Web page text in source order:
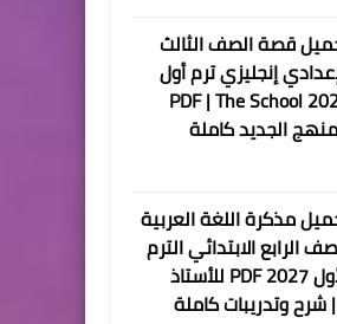
قصة الصف الثالث
إنجليزي ترم أول
2027 PDF | The School
مذكرة اللغة العربية
الرابع الابتدائي الترم
الأول 2027 PDF للأستاذ
وتدريبات كاملة